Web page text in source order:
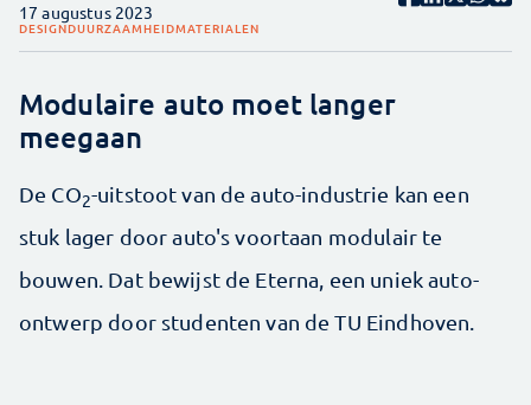
17 augustus 2023
DESIGNDUURZAAMHEIDMATERIALEN
Modulaire auto moet langer
meegaan
De CO2-uitstoot van de auto-industrie kan een
stuk lager door auto's voortaan modulair te
bouwen. Dat bewijst de Eterna, een uniek auto-
ontwerp door studenten van de TU Eindhoven.